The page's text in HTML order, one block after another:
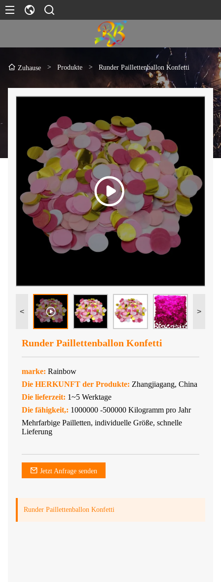
Zuhause > Produkte > Runder Paillettenballon Konfetti
< >
Runder Paillettenballon Konfetti
marke: Rainbow
Die HERKUNFT der Produkte: Zhangjiagang, China
Die lieferzeit: 1~5 Werktage
Die fähigkeit,: 1000000 -500000 Kilogramm pro Jahr
Mehrfarbige Pailletten, individuelle Größe, schnelle
Lieferung
Jetzt Anfrage senden
Runder Paillettenballon Konfetti